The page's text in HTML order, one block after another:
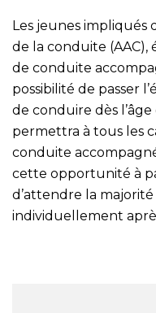
Les jeunes impliqués
de la conduite
de conduite
possibilité de passer
de conduire dès
permettra à tous les
conduite
cette opportunité à
d’attendre la
individuellement